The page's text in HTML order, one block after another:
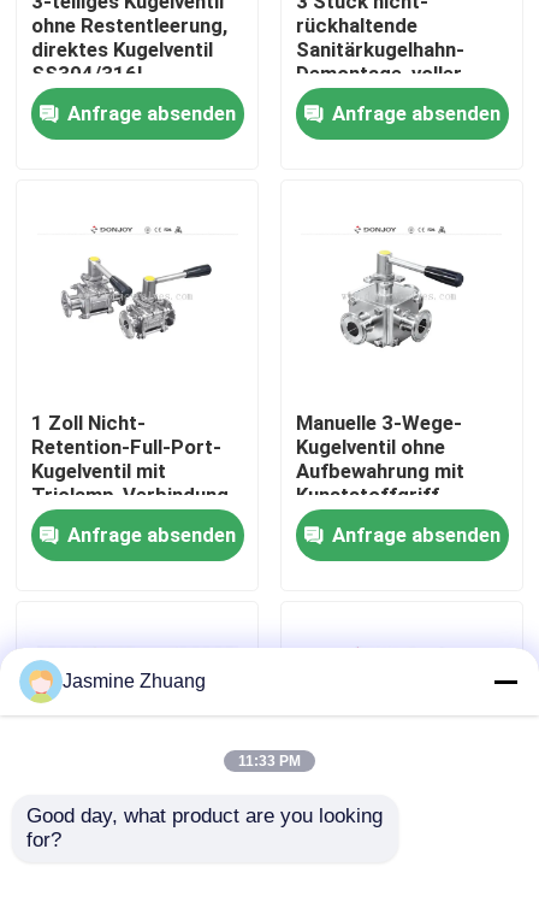
Produkte
Über uns
Werksbesichtigung
KONTAKTIEREN SIE UNS
Angebot anfordern
ohne Restentleerung,
direktes Kugelventil
SS304/316L
Anfrage absenden
rückhaltende
Sanitärkugelhahn-
Demontage, voller
Durchgang, SS316L, 2
Zoll Anfrage absenden
1 Zoll Nicht-
Retention-Full-Port-
Kugelventil mit
Triclamp-Verbindung
und ISO-Halterung
Anfrage absenden
Manuelle 3-Wege-
Kugelventil ohne
Aufbewahrung mit
Kunststoffgriff
Anfrage absenden
Pharmazeutische
Jasmine Zhuang
11:33 PM
Good day, what product are you looking
for?